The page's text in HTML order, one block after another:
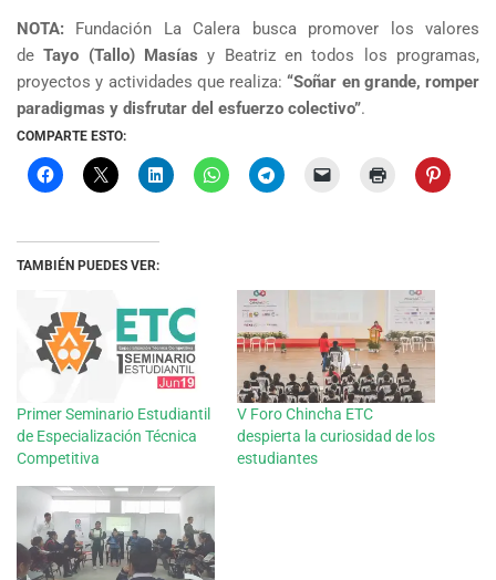
NOTA: Fundación La Calera busca promover los valores
deTayo (Tallo) Masías y Beatriz en todos los programas,
proyectos y actividades que realiza:“Soñar en grande, romper
paradigmas y disfrutar del esfuerzo colectivo”.
COMPARTE ESTO:
TAMBIÉN PUEDES VER:
Primer Seminario Estudiantil
de Especialización Técnica
Competitiva
V Foro Chincha ETC
despierta la curiosidad de los
estudiantes